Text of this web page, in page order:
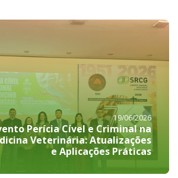
19/06/2026
Perícia Cível e Criminal na
Veterinária: Atualizações
e Aplicações Práticas